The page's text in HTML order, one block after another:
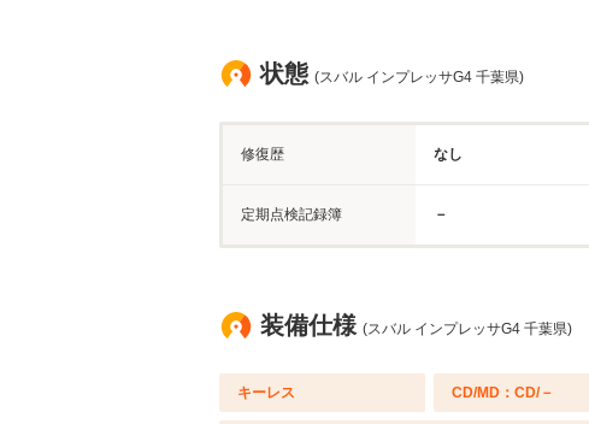
状態 (スバル インプレッサG4 千葉県)
修復歴 なし
定期点検記録簿 －
装備仕様 (スバル インプレッサG4 千葉県)
キーレス CD/MD：CD/－